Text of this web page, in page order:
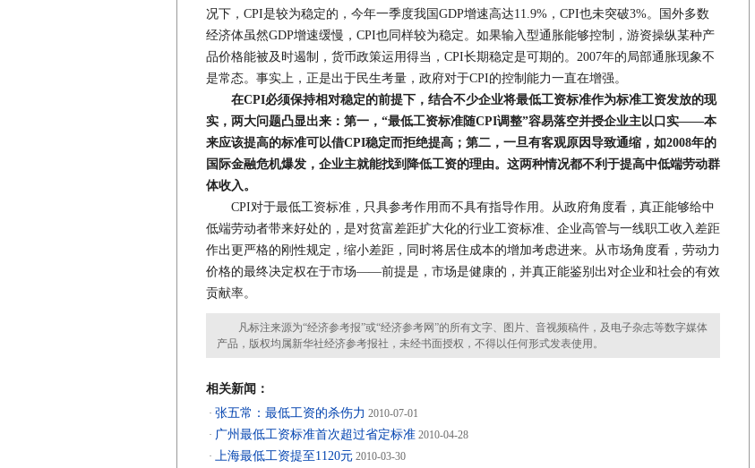
况下，CPI是较为稳定的，今年一季度我国GDP增速高达11.9%，CPI也未突破3%。国外多数
经济体虽然GDP增速缓慢，CPI也同样较为稳定。如果输入型通胀能够控制，游资操纵某种产
品价格能被及时遏制，货币政策运用得当，CPI长期稳定是可期的。2007年的局部通胀现象不
是常态。事实上，正是出于民生考量，政府对于CPI的控制能力一直在增强。
在CPI必须保持相对稳定的前提下，结合不少企业将最低工资标准作为标准工资发放的现
实，两大问题凸显出来：第一，“最低工资标准随CPI调整”容易落空并授企业主以口实——本
来应该提高的标准可以借CPI稳定而拒绝提高；第二，一旦有客观原因导致通缩，如2008年的
国际金融危机爆发，企业主就能找到降低工资的理由。这两种情况都不利于提高中低端劳动群
体收入。
CPI对于最低工资标准，只具参考作用而不具有指导作用。从政府角度看，真正能够给中
低端劳动者带来好处的，是对贫富差距扩大化的行业工资标准、企业高管与一线职工收入差距
作出更严格的刚性规定，缩小差距，同时将居住成本的增加考虑进来。从市场角度看，劳动力
价格的最终决定权在于市场——前提是，市场是健康的，并真正能鉴别出对企业和社会的有效
贡献率。
凡标注来源为“经济参考报”或“经济参考网”的所有文字、图片、音视频稿件，及电子杂志等数字媒体
产品，版权均属新华社经济参考报社，未经书面授权，不得以任何形式发表使用。
相关新闻：
· 张五常：最低工资的杀伤力 2010-07-01
· 广州最低工资标准首次超过省定标准 2010-04-28
· 上海最低工资提至1120元 2010-03-30